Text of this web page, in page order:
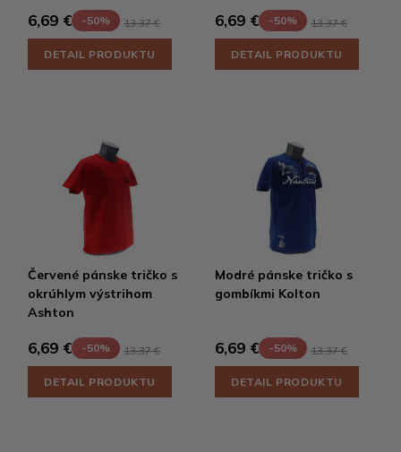
6,69 € -50% 13,37 €
DETAIL PRODUKTU
6,69 € -50% 13,37 €
DETAIL PRODUKTU
Červené pánske tričko s
okrúhlym výstrihom
Ashton
6,69 € -50% 13,37 €
DETAIL PRODUKTU
Modré pánske tričko s
gombíkmi Kolton
6,69 € -50% 13,37 €
DETAIL PRODUKTU